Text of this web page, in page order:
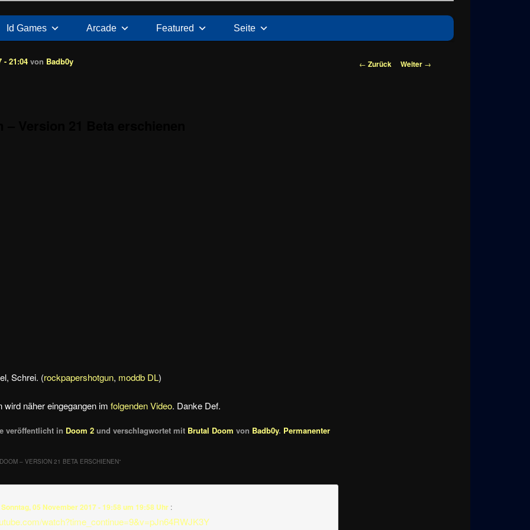
Id Games Arcade Featured Seite
Beitragsnavigation
← Zurück Weiter →
- 21:04 von Badb0y
Schrei. (rockpapershotgun, moddb DL)
wird näher eingegangen imfolgenden Video. Danke Def.
veröffentlicht in Doom 2 und verschlagwortet mit Brutal Doom von Badb0y. Permanenter
– VERSION 21 BETA ERSCHIENEN“
Sonntag, 05 November 2017 - 19:58 um 19:58 Uhr :
watch?time_continue=9&v=pJn64RWJK3Y